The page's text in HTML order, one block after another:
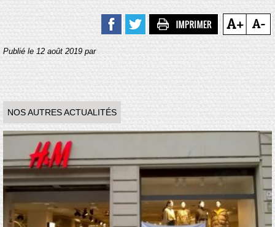
Publié le 12 août 2019 par
NOS AUTRES ACTUALITÉS